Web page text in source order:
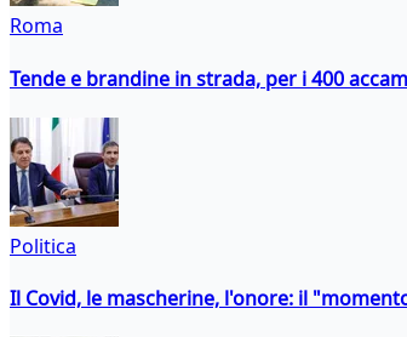
Roma
Tende e brandine in strada, per i 400
Politica
Il Covid, le mascherine, l'onore: il